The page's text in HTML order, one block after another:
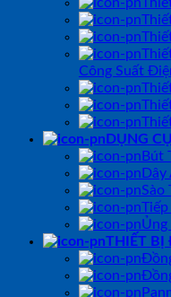
Công Suất
DỤNG
Bút
Dây
Sào
Ủng
THIẾT BỊ